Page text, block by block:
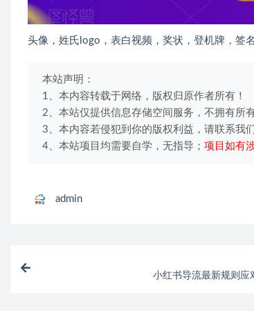
头像，姓氏logo，表白视频，奖状，登机牌，签
本站声明：
1、本内容转载于网络，版权归原作者所有！
2、本站仅提供信息存储空间服务，不拥有所
3、本内容若侵犯到你的版权利益，请联系我
4、本站项目均需要自学，无指导； 项目如有
admin
小红书导流最新规则应